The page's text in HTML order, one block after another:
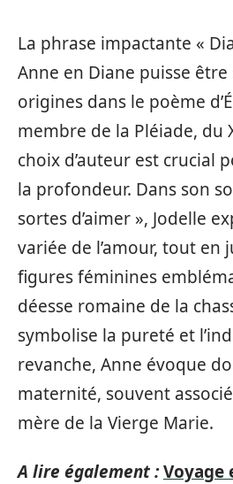
La phrase impactante «
Anne en Diane puisse être
origines dans le poème
membre de la Pléiade, du
choix d’auteur est crucial
la profondeur. Dans son
sortes d’aimer », Jodelle
variée de l’amour, tout en
figures féminines
déesse romaine de la
symbolise la pureté et
revanche, Anne évoque
maternité, souvent
mère de la Vierge Marie.
A lire également :Voyage